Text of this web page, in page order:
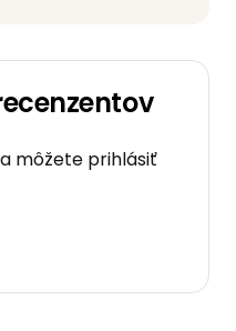
môžete prihlásiť